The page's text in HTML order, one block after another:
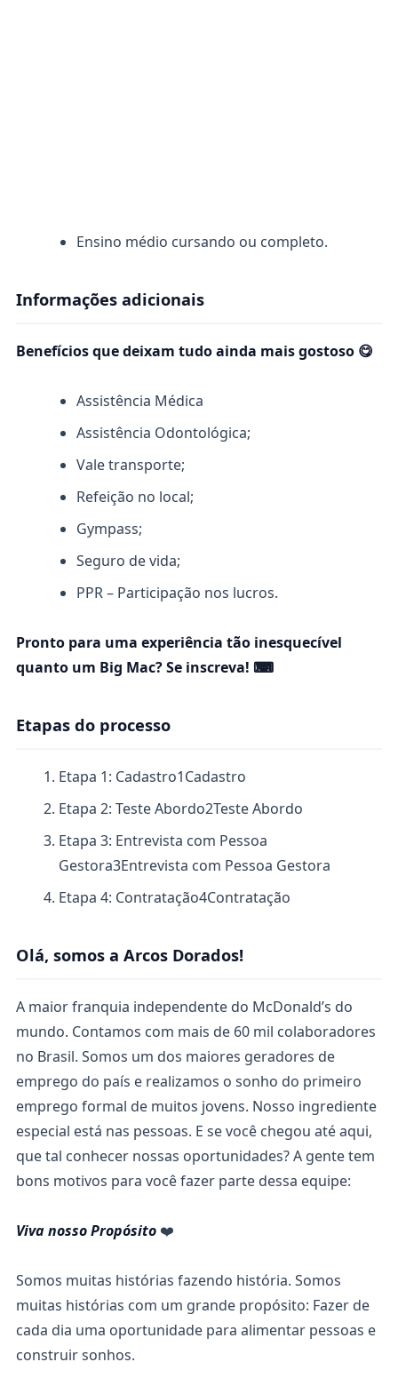
Ensino médio cursando ou completo.
Informações adicionais
Benefícios que deixam tudo ainda mais gostoso 😋
Assistência Médica
Assistência Odontológica;
Vale transporte;
Refeição no local;
Gympass;
Seguro de vida;
PPR – Participação nos lucros.
Pronto para uma experiência tão inesquecível
quanto um Big Mac? Se inscreva! ⌨
Etapas do processo
Etapa 1: Cadastro1Cadastro
Etapa 2: Teste Abordo2Teste Abordo
Etapa 3: Entrevista com Pessoa
Gestora3Entrevista com Pessoa Gestora
Etapa 4: Contratação4Contratação
Olá, somos a Arcos Dorados!
A maior franquia independente do McDonald’s do
mundo. Contamos com mais de 60 mil colaboradores
no Brasil. Somos um dos maiores geradores de
emprego do país e realizamos o sonho do primeiro
emprego formal de muitos jovens. Nosso ingrediente
especial está nas pessoas. E se você chegou até aqui,
que tal conhecer nossas oportunidades? A gente tem
bons motivos para você fazer parte dessa equipe:
Viva nosso Propósito ❤️
Somos muitas histórias fazendo história. Somos
muitas histórias com um grande propósito: Fazer de
cada dia uma oportunidade para alimentar pessoas e
construir sonhos.